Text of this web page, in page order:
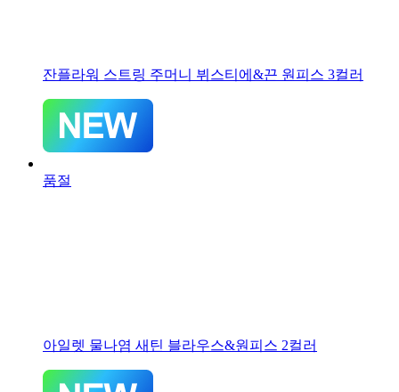
잔플라워 스트링 주머니 뷔스티에&끈 원피스 3컬러
품절
아일렛 물나염 새틴 블라우스&원피스 2컬러